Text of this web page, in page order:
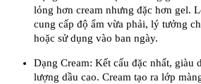
lỏng hơn cream nhưng đặc hơn gel.
cung cấp độ ẩm vừa phải, lý tưởng
hoặc sử dụng vào ban ngày.
Dạng Cream: Kết cấu đặc nhất, giàu
lượng dầu cao. Cream tạo ra lớp